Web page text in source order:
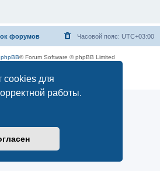
cookies для
работы.
форумов Часовой пояс: UTC+03:00
phpBB® Forum Software © phpBB Limited
|Правила